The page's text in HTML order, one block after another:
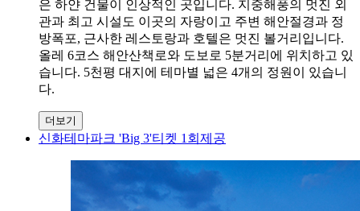
은 하얀 건물이 인상적인 곳입니다. 지중해풍의 멋진 외
관과 최고 시설도 이곳의 자랑이고 주변 해안절경과 정
방폭포, 근사한 레스토랑과 호텔은 멋진 볼거리입니다.
올레 6코스 해안산책로와 도보로 5분거리에 위치하고 있
습니다. 5천평 대지에 테마별 넓은 4개의 정원이 있습니
다.
더보기
신화테마파크 'Big 3'티켓 1회제공